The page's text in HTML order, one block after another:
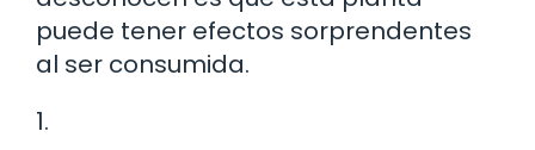
puede tener efectos sorprendentes
al ser consumida.
1.